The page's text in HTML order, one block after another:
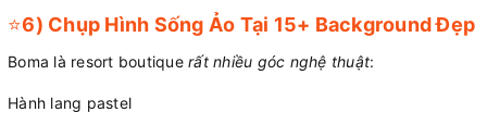
⭐6) Chụp Hình Sống Ảo Tại 15+ Background Đẹp
Boma là resort boutique rất nhiều góc nghệ thuật:
Hành lang pastel